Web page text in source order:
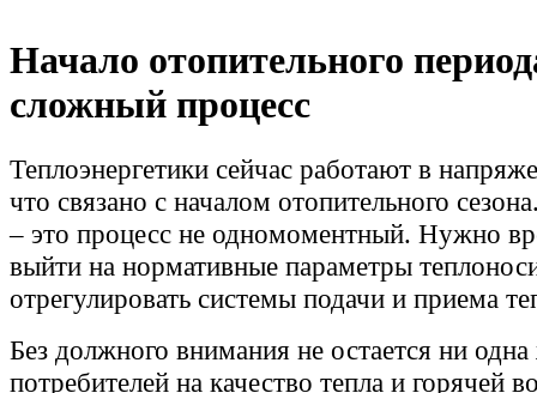
Начало отопительного
сложный процесс
Теплоэнергетики сейчас работают в
что связано с началом отопительного
– это процесс не одномоментный. Нужно
выйти на нормативные параметры
отрегулировать системы подачи и приема
Без должного внимания не остается ни
потребителей на качество тепла и горячей